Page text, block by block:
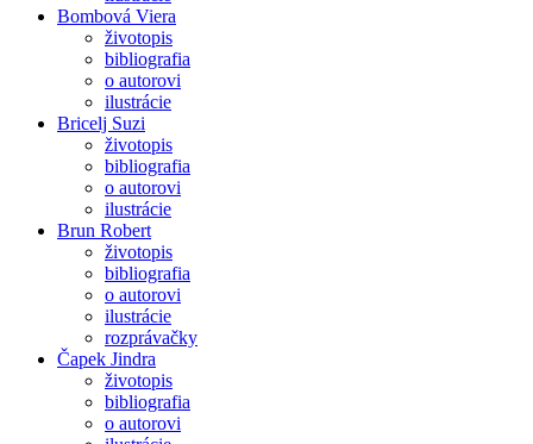
Bombová Viera
životopis
bibliografia
o autorovi
ilustrácie
Bricelj Suzi
životopis
bibliografia
o autorovi
ilustrácie
Brun Robert
životopis
bibliografia
o autorovi
ilustrácie
rozprávačky
Čapek Jindra
životopis
bibliografia
o autorovi